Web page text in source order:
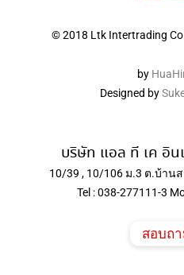
© 2018 Ltk Intertrading
by
Designed by
บริษัท แอล ที เค อิน
10/39 , 10/106 ม.3 ต.บ้าน
Tel : 038-277111-3
สอบถ